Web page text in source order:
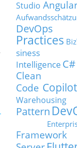
Studio
DevOps
Practices
siness
Intelligence C#
Clean
Code Copilot
Warehousing
Pattern
Framework